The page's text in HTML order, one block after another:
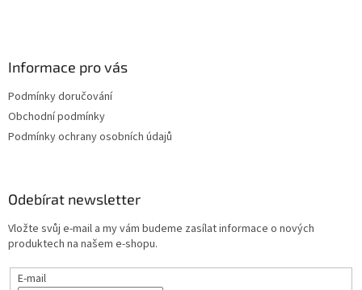
Informace pro vás
Podmínky doručování
Obchodní podmínky
Podmínky ochrany osobních údajů
Odebírat newsletter
Vložte svůj e-mail a my vám budeme zasílat informace o nových
produktech na našem e-shopu.
E-mail